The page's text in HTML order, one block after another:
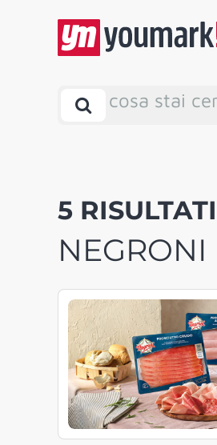
cosa stai
5
NEGRONI